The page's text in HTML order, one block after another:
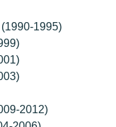
1995)
2012)